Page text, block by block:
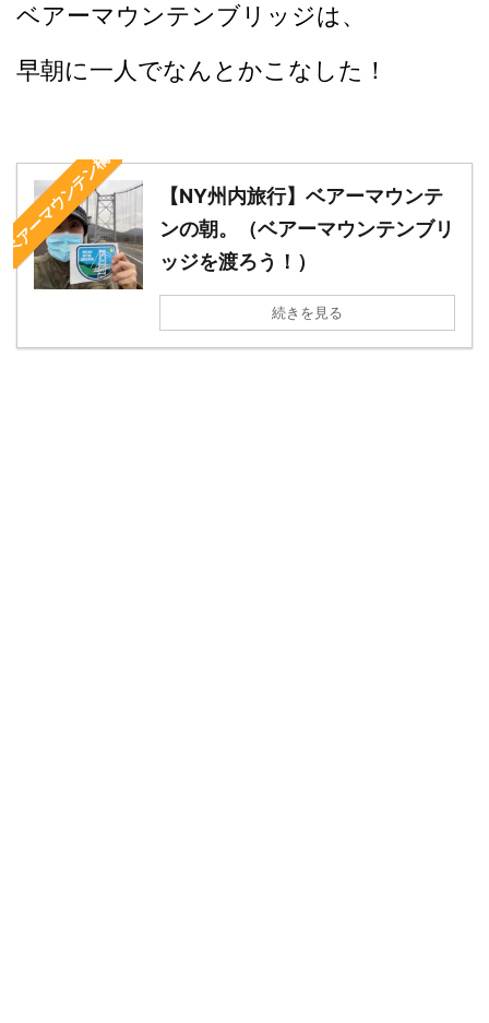
ベアーマウンテンブリッジは、
早朝に一人でなんとかこなした！
ベアーマウンテン橋
【NY州内旅行】ベアーマウンテ
ンの朝。（ベアーマウンテンブリ
ッジを渡ろう！）
続きを見る